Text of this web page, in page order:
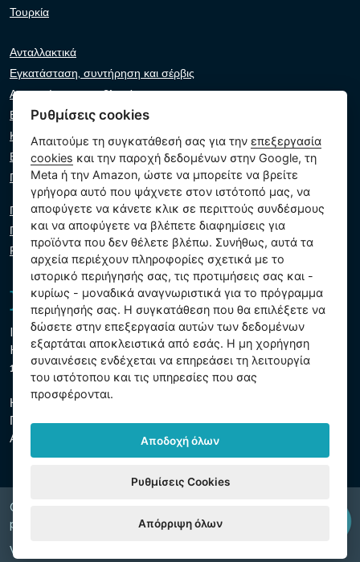
Τουρκία
Ανταλλακτικά
Εγκατάσταση, συντήρηση και σέρβις
Αντιμετώπιση προβλημάτων
Εγγυήσεις και αξιώσεις
Κατάλογος λιανοπωλητών
Εικονικός βοηθός
Γράψτε μας
Πολιτική απορρήτου
Πολιτική cookie
Ρυθμίσεις cookies
Intex Trading, s.r.o.
Hradecká 2526/3
130 00 Πράγα 3 - Τσεχική Δημοκρατία
Η εταιρεία είναι εγγεγραμμένη στο δημοτικό δικαστήριο της
Πράγας, τμήμα Γ, ένθετο 74759
ΑΜΕ 26150808, ΑΦΜ CZ26150808
Copyright © 2026 INTEX TRADING s.r.o. Všechna
právavyhrazena.
Web by
Ρυθμίσεις cookies
Απαιτούμε τη συγκατάθεσή σας για τηνεπεξεργασία
cookies και την παροχή δεδομένων στην Google, τη
Meta ή την Amazon, ώστε να μπορείτε να βρείτε
γρήγορα αυτό που ψάχνετε στον ιστότοπό μας, να
αποφύγετε να κάνετε κλικ σε περιττούς συνδέσμους
και να αποφύγετε να βλέπετε διαφημίσεις για
προϊόντα που δεν θέλετε βλέπω. Συνήθως, αυτά τα
αρχεία περιέχουν πληροφορίες σχετικά με το
ιστορικό περιήγησής σας, τις προτιμήσεις σας και -
κυρίως - μοναδικά αναγνωριστικά για το πρόγραμμα
περιήγησής σας. Η συγκατάθεση που θα επιλέξετε να
δώσετε στην επεξεργασία αυτών των δεδομένων
εξαρτάται αποκλειστικά από εσάς. Η μη χορήγηση
συναινέσεις ενδέχεται να επηρεάσει τη λειτουργία
του ιστότοπου και τις υπηρεσίες που σας
προσφέρονται.
Αποδοχή όλων
Ρυθμίσεις Cookies
Απόρριψη όλων